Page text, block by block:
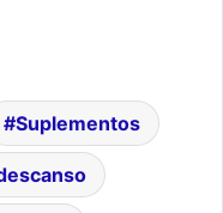
Suplementos